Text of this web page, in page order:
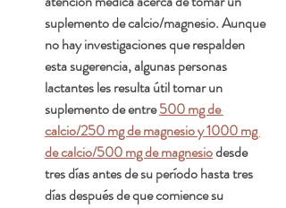
suplemento de calcio/magnesio. Aunque
no hay investigaciones que respalden
esta sugerencia, algunas personas
lactantes les resulta útil tomar un
suplemento de entre 500 mg de
calcio/250 mg de magnesio y 1000 mg
de calcio/500 mg de magnesio desde
tres días antes de su período hasta tres
días después de que comience su